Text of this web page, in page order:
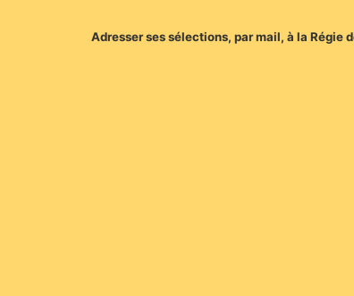
Adresser ses sélections, par mail, à la Régie